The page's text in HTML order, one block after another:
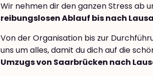
Wir nehmen dir den ganzen Stress ab
reibungslosen Ablauf bis nach
Von der Organisation bis zur
uns um alles, damit du dich auf die
Umzugs von Saarbrücken nach